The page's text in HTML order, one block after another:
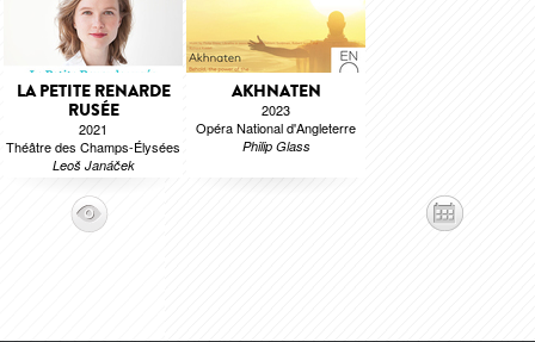
LA PETITE RENARDE
RUSÉE
2021
Théâtre des Champs-Élysées
Leoš Janáček
AKHNATEN
2023
Opéra National d'Angleterre
Philip Glass